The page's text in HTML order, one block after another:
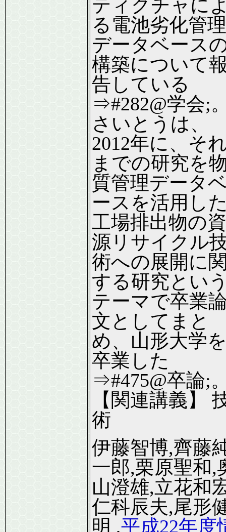
ティクチャに
る電池劣化管理
データベース
構築について
告している
⇒#282@学会;
さいとうは、
2012年に、そ
までの研究を
質管理データ
ースを活用し
工場排出物の資
源リサイクル
術への展開に
する研究とい
テーマで卒業
文としてまと
め、山形大学
卒業した
⇒#475@卒論;
【関連講義】
術
伊藤智博,齊藤
一郎,栗原聖和,
山澄雄,立花和
仁科辰夫,尾形
明 ,平成22年度